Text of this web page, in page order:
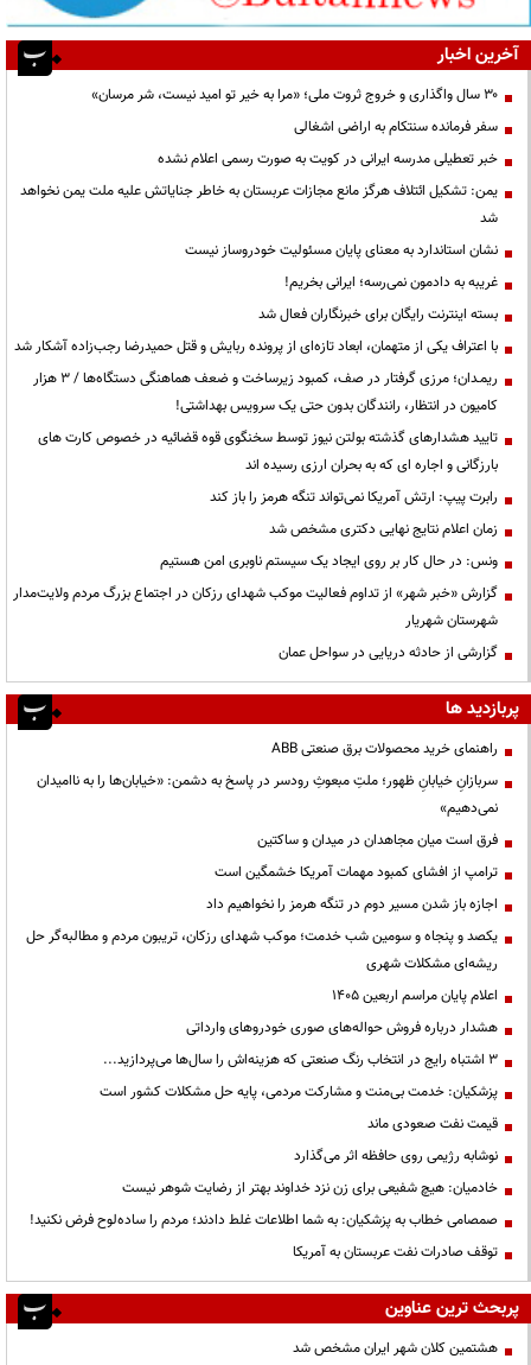
آخرین اخبار
۳۰ سال واگذاری و خروج ثروت ملی؛ «مرا به خیر تو امید نیست، شر مرسان»
سفر فرمانده سنتکام به اراضی اشغالی
خبر تعطیلی مدرسه ایرانی در کویت به صورت رسمی اعلام نشده
یمن: تشکیل ائتلاف هرگز مانع مجازات عربستان به خاطر جنایاتش علیه ملت یمن نخواهد
شد
نشان استاندارد به معنای پایان مسئولیت خودروساز نیست
غریبه به دادمون نمی‌رسه؛ ایرانی بخریم!
بسته اینترنت رایگان برای خبرنگاران فعال شد
با اعتراف یکی از متهمان، ابعاد تازه‌ای از پرونده ربایش و قتل حمیدرضا رجب‌زاده آشکار شد
ریمـدان؛ مرزی گرفتار در صف، کمبود زیرساخت و ضعف هماهنگی دستگاه‌ها / ۳ هزار
کامیون در انتظار، رانندگان بدون حتی یک سرویس بهداشتی!
تایید هشدارهای گذشته بولتن نیوز توسط سخنگوی قوه قضائیه در خصوص کارت های
بارزگانی و اجاره ای که به بحران ارزی رسیده اند
رابرت پیپ: ارتش آمریکا نمی‌تواند تنگه هرمز را باز کند
زمان اعلام نتایج نهایی دکتری مشخص شد
ونس: در حال کار بر روی ایجاد یک سیستم ناوبری امن هستیم
گزارش «خبر شهر» از تداوم فعالیت موکب شهدای رزکان در اجتماع بزرگ مردم ولایت‌مدار
شهرستان شهریار
گزارشی از حادثه دریایی در سواحل عمان
پربازدید ها
راهنمای خرید محصولات برق صنعتی ABB
سربازانِ خیابانِ ظهور؛ ملتِ مبعوثِ رودسر در پاسخ به دشمن: «خیابان‌ها را به ناامیدان
نمی‌دهیم»
فرق است میان مجاهدان در میدان و ساکتین
ترامپ از افشای کمبود مهمات آمریکا خشمگین است
اجازه باز شدن مسیر دوم در تنگه هرمز را نخواهیم داد
یکصد و پنجاه و سومین شب خدمت؛ موکب شهدای رزکان، تریبون مردم و مطالبه‌گر حل
ریشه‌ای مشکلات شهری
اعلام پایان مراسم اربعین ۱۴۰۵
هشدار درباره فروش حواله‌های صوری خودروهای وارداتی
3 اشتباه رایج در انتخاب رنگ صنعتی که هزینه‌اش را سال‌ها می‌پردازید...
پزشکیان: خدمت بی‌منت و مشارکت مردمی، پایه حل مشکلات کشور است
قیمت نفت صعودی ماند
نوشابه رژیمی روی حافظه اثر می‌گذارد
خادمیان: هیچ شفیعی برای زن نزد خداوند بهتر از رضایت شوهر نیست
صمصامی خطاب به پزشکیان: به شما اطلاعات غلط دادند؛ مردم را ساده‌لوح فرض نکنید!
توقف صادرات نفت عربستان به آمریکا
پربحث ترین عناوین
هشتمین کلان شهر ایران مشخص شد